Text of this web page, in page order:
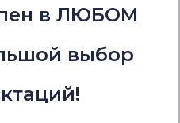
в ЛЮБОМ
выбор